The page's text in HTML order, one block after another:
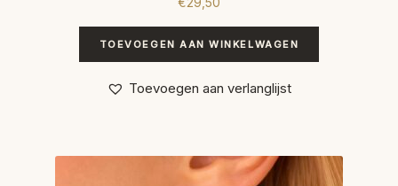
TOEVOEGEN AAN WINKELWAGEN
Toevoegen aan verlanglijst